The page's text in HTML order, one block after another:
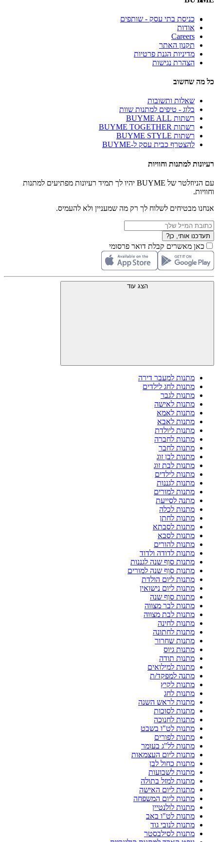
כניסת בתי עסק - שותפים
אודות
Careers
תקנון האתר
מדיניות הגנת פרטיות
הצהרת נגישות
כל מה שחשוב
שאלות ותשובות
בלוג - טיפים למתנות שוות
רשתות BUYME ALL
רשתות BUYME TOGETHER
רשתות BUYME STYLE
להצטרף כבית עסק ל-BUYME
רעיונות למתנות וחוויות
עם הניוזלטר של BUYME יהיו לך תמיד רעיונות מפתיעים למתנות
וחוויות.
אנחנו מבטיחים לשלוח לך רק מה שמעניין ולא להעמיס.
תעדכנו אותי, כן?
כאן מאשרים קבלת דואר פרסומי
הצג עוד
מתנות למעבר דירה
מתנות לחג לילדים
מתנות לגבר
מתנות לאישה
מתנות לאמא
מתנות לאבא
מתנות ליולדת
מתנות לחברה
מתנות לחבר
מתנות לבן זוג
מתנות לבת זוג
מתנות לילדים
מתנות לגננות
מתנות למורים
מתנה לסייעת
מתנות לכלה
מתנות לחתן
מתנות לסבתא
מתנות לסבא
מתנות להורים
מתנות לדודה ולדוד
מתנות סוף שנה לגננות
מתנות סוף שנה למורים
מתנות ליום הולדת
מתנות ליום נישואין
מתנות סוף שנה
מתנות לבר מצווה
מתנות לבת מצווה
מתנות לחינה
מתנות לחתונה
מתנות שחרור
מתנות גיוס
מתנות תודה
מתנות למילואים
מתנה למפקד/ת
מתנות לקיץ
מתנות לחג
מתנות לראש השנה
מתנות לסוכות
מתנות לחנוכה
מתנות לט"ו בשבט
מתנות לפורים
מתנות לל"ג בעומר
מתנות ליום העצמאות
מתנות כחול לבן
מתנות לשבועות
מתנות למזל בתולה
מתנות ליום האישה
מתנות ליום המשפחה
מתנות לולנטיין
מתנות לט"ו באב
מתנות לנובי גוד
מתנות לסילבסטר